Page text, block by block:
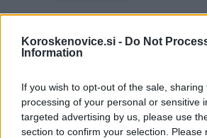
Koroskenovice.si - Do Not
Information
If you wish to opt-out of the sale,
processing of your personal or sensitive
targeted advertising by us, please use
section to confirm your selection. Please
komunala slovenj gradec
toplovod